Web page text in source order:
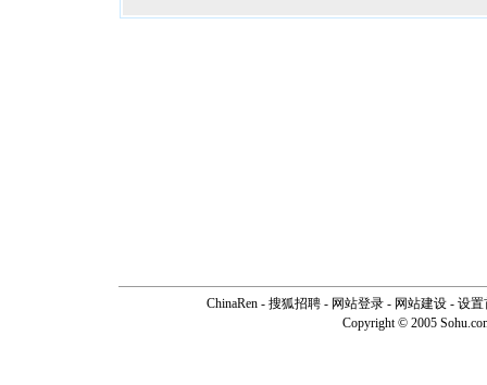
ChinaRen - 搜狐招聘 - 网站登录 - 网站建设 - 设置
Copyright © 2005